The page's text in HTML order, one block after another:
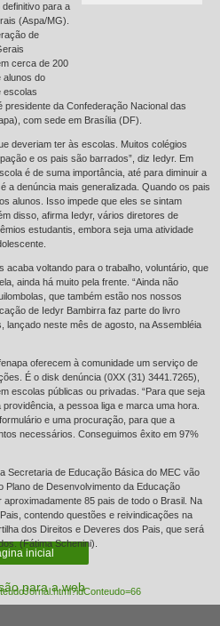
para a
(Aspa/MG).
de
cerca de 200
alunos do
escolas
da Confederação Nacional das
com sede em Brasília (DF).
deveriam ter às escolas. Muitos colégios
e os pais são barrados”, diz Iedyr. Em
é de suma importância, até para diminuir a
a denúncia mais generalizada. Quando os pais
alunos. Isso impede que eles se sintam
disso, afirma Iedyr, vários diretores de
estudantis, embora seja uma atividade
acaba voltando para o trabalho, voluntário, que
ainda há muito pela frente. “Ainda não
que também estão nos nossos
de Iedyr Bambirra faz parte do livro
lançado neste mês de agosto, na Assembléia
oferecem à comunidade um serviço de
É o disk denúncia (0XX (31) 3441.7265),
escolas públicas ou privadas. “Para que seja
a pessoa liga e marca uma hora.
e uma procuração, para que a
necessários. Conseguimos êxito em 97%
Secretaria de Educação Básica do MEC vão
Plano de Desenvolvimento da Educação
85 pais de todo o Brasil. Na
contendo questões e reivindicações na
dos Direitos e Deveres dos Pais, que será
(Fátima Schenini).
inicial
para a web